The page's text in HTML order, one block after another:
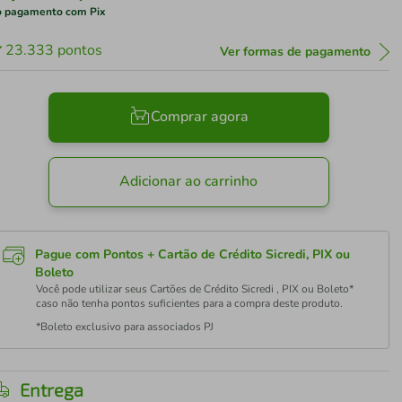
pagamento com Pix
23.333 pontos Ver formas de pagamento
Comprar agora
Adicionar ao carrinho
Pague com Pontos + Cartão de Crédito Sicredi, PIX ou
Boleto
Você pode utilizar seus Cartões de Crédito Sicredi , PIX ou Boleto*
caso não tenha pontos suficientes para a compra deste produto.
*Boleto exclusivo para associados PJ
Entrega